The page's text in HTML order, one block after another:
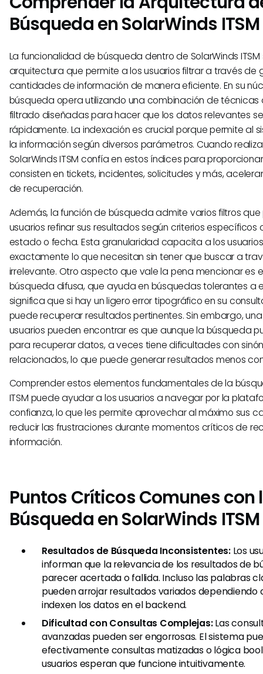
Búsqueda en SolarWinds ITSM
La funcionalidad de búsqueda dentro de SolarWinds
arquitectura que permite a los usuarios filtrar a través de
cantidades de información de manera eficiente. En su
búsqueda opera utilizando una combinación de técnicas
filtrado diseñadas para hacer que los datos relevantes
rápidamente. La indexación es crucial porque permite al
la información según diversos parámetros. Cuando
SolarWinds ITSM confía en estos índices para
consisten en tickets, incidentes, solicitudes y más,
de recuperación.
Además, la función de búsqueda admite varios filtros
usuarios refinar sus resultados según criterios específicos
estado o fecha. Esta granularidad capacita a los
exactamente lo que necesitan sin tener que buscar a
irrelevante. Otro aspecto que vale la pena mencionar es
búsqueda difusa, que ayuda en búsquedas tolerantes a
significa que si hay un ligero error tipográfico en su
puede recuperar resultados pertinentes. Sin embargo,
usuarios pueden encontrar es que aunque la búsqueda
para recuperar datos, a veces tiene dificultades con
relacionados, lo que puede generar resultados menos
Comprender estos elementos fundamentales de la
ITSM puede ayudar a los usuarios a navegar por la
confianza, lo que les permite aprovechar al máximo sus
reducir las frustraciones durante momentos críticos de
información.
Puntos Críticos Comunes con
Búsqueda en SolarWinds ITSM
Resultados de Búsqueda Inconsistentes:Los
informan que la relevancia de los resultados de
parecer acertada o fallida. Incluso las palabras
pueden arrojar resultados variados dependiendo
indexen los datos en el backend.
Dificultad con Consultas Complejas:Las
avanzadas pueden ser engorrosas. El sistema
efectivamente consultas matizadas o lógica
usuarios esperan que funcione intuitivamente.